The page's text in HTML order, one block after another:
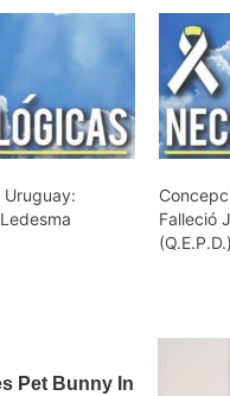
Falleció
(Q.E.P.D.)